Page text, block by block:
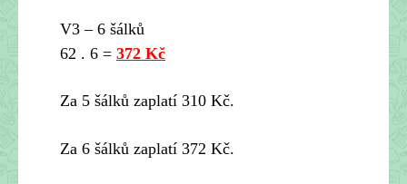
V3 – 6 šálků
62 . 6 = 372 Kč
Za 5 šálků zaplatí 310 Kč.
Za 6 šálků zaplatí 372 Kč.